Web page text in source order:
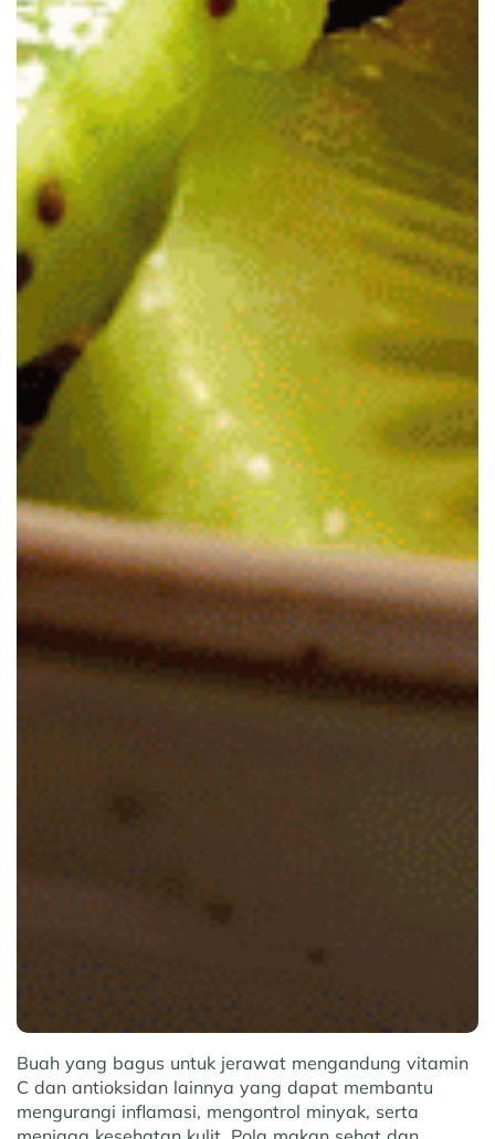
Buah yang bagus untuk jerawat mengandung vitamin
C dan antioksidan lainnya yang dapat membantu
mengurangi inflamasi, mengontrol minyak, serta